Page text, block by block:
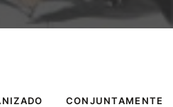
CONJUNTAMENTE